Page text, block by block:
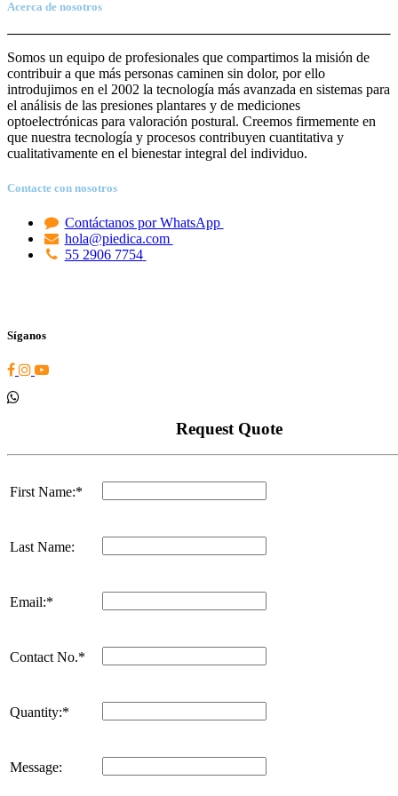
Acerca de nosotros
Somos un equipo de profesionales que compartimos la misión de
contribuir a que más personas caminen sin dolor, por ello
introdujimos en el 2002 la tecnología más avanzada en sistemas para
el análisis de las presiones plantares y de mediciones
optoelectrónicas para valoración postural. Creemos firmemente en
que nuestra tecnología y procesos contribuyen cuantitativa y
cualitativamente en el bienestar integral del individuo.
Contacte con nosotros
Contáctanos por WhatsApp
hola@piedica.com
55 2906 7754
Síganos
Request Quote
First Name:*
Last Name:
Email:*
Contact No.*
Quantity:*
Message: